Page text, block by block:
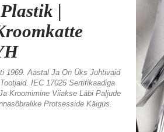
|
1969. Aastal Ja On Üks Juhtivaid
IEC 17025 Sertifikaadiga
Kroomimine Viiakse Läbi Paljude
Protsesside Käigus.